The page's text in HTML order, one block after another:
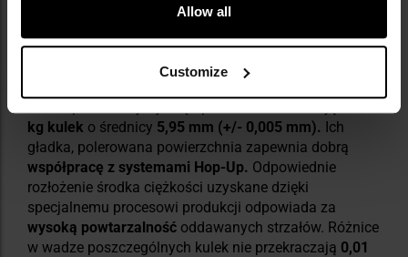
Allow all
Customize
KULKI ASG SPECNA ARMS CORE 0,25 G
1 KG
kg kulek o średnicy 5,95 mm (+/- 0,005 mm). Ich
gładka, polerowana powierzchnia zapewnia dobrą
współpracę z systemami Hop-Up. Odpowiednie
rozłożenie środka ciężkości uzyskane dzięki
specjalnemu procesowi produkcji odpowiada za
wysoką powtarzalność oddawanych strzałów. Różnice
w wadze poszczególnych kulek nie przekraczają 0,01